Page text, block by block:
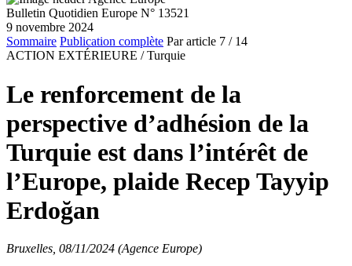
Bulletin Quotidien Europe N° 13521
9 novembre 2024
Sommaire Publication complète Par article 7 / 14
ACTION EXTÉRIEURE / Turquie
Le renforcement de la
perspective d’adhésion de la
Turquie est dans l’intérêt de
l’Europe, plaide Recep Tayyip
Erdoğan
Bruxelles, 08/11/2024 (Agence Europe)